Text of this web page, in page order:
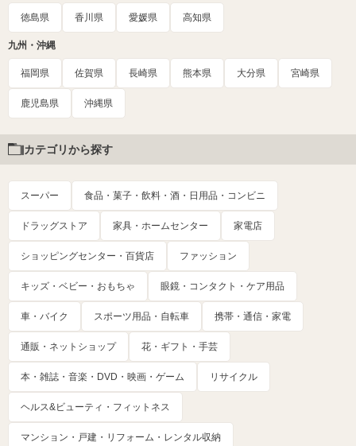
徳島県 香川県 愛媛県 高知県
九州・沖縄
福岡県 佐賀県 長崎県 熊本県 大分県 宮崎県
鹿児島県 沖縄県
カテゴリから探す
スーパー 食品・菓子・飲料・酒・日用品・コンビニ
ドラッグストア 家具・ホームセンター 家電店
ショッピングセンター・百貨店 ファッション
キッズ・ベビー・おもちゃ 眼鏡・コンタクト・ケア用品
車・バイク スポーツ用品・自転車 携帯・通信・家電
通販・ネットショップ 花・ギフト・手芸
本・雑誌・音楽・DVD・映画・ゲーム リサイクル
ヘルス&ビューティ・フィットネス
マンション・戸建・リフォーム・レンタル収納